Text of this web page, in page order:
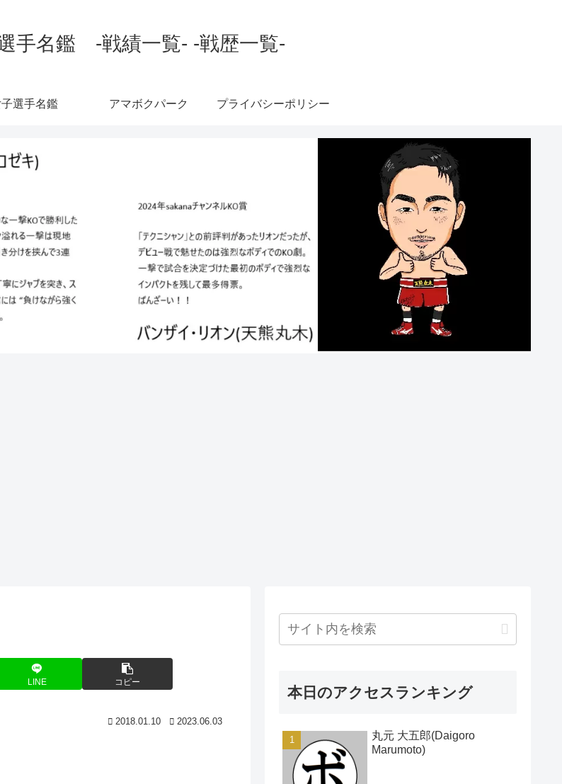
手名鑑 -戦績一覧- -戦歴一覧-
選手名鑑 アマボクパーク プライバシーポリシー
LINE コピー
2018.01.10 2023.06.03
本日のアクセスランキング
丸元 大五郎(Daigoro
Marumoto)